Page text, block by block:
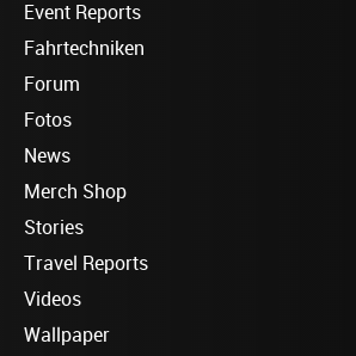
Event Reports
Fahrtechniken
Forum
Fotos
News
Merch Shop
Stories
Travel Reports
Videos
Wallpaper